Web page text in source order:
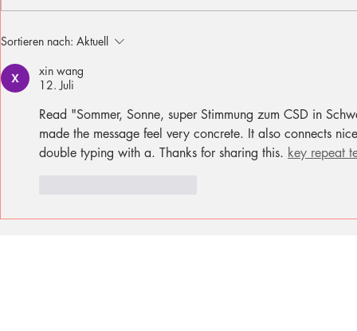
Ich fühle mit den Opfern des
Sortieren nach: Aktuell
xin wang
12. Juli
Read "Sommer, Sonne, super Stimmung zum CSD in
made the message feel very concrete. It also connects
double typing with a. Thanks for sharing this. key repeat